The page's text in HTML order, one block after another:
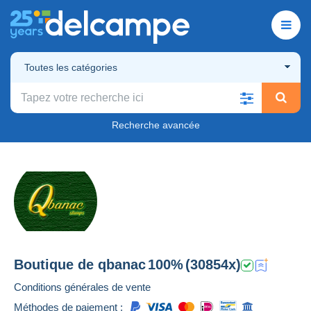
Toutes les catégories
Recherche avancée
Boutique de qbanac100%(30854x)
Conditions générales de vente
Méthodes de paiement :